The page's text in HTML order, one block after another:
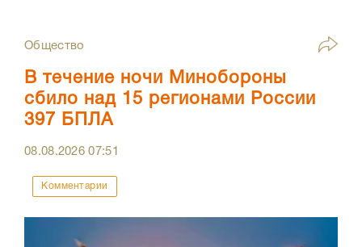
Общество
В течение ночи Минобороны
сбило над 15 регионами России
397 БПЛА
08.08.202607:51
Комментарии